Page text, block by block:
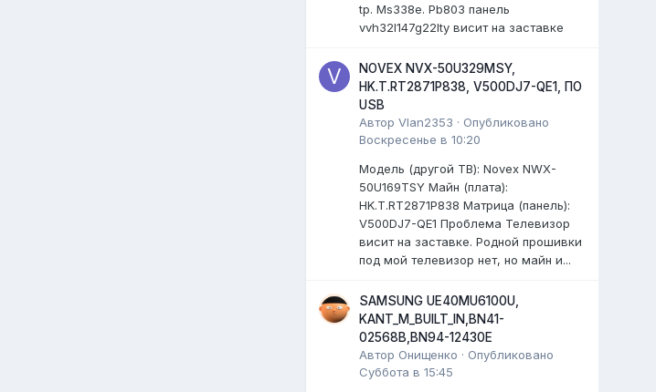
tp. Ms338e. Pb803 панель
vvh32l147g22lty висит на заставке
NOVEX NVX-50U329MSY,
HK.T.RT2871P838, V500DJ7-QE1, ПО
USB
АвторVlan2353 · Опубликовано
Воскресенье в 10:20
Модель (другой ТВ): Novex NWX-
50U169TSY Майн (плата):
HK.T.RT2871P838 Матрица (панель):
V500DJ7-QE1 Проблема Телевизор
висит на заставке. Родной прошивки
под мой телевизор нет, но майн и...
SAMSUNG UE40MU6100U,
KANT_M_BUILT_IN,BN41-
02568B,BN94-12430E
Автор Онищенко · Опубликовано
Суббота в 15:45